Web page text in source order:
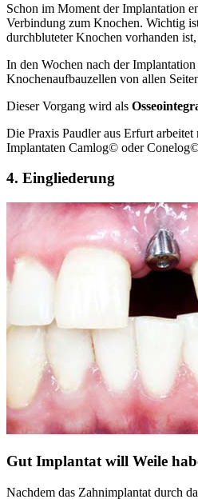
Schon im Moment der Implantation
Verbindung zum Knochen. Wichtig
durchbluteter Knochen vorhanden
In den Wochen nach der
Knochenaufbauzellen von allen
Dieser Vorgang wird als
Die Praxis Paudler aus Erfurt
Implantaten Camlog© oder
4. Eingliederung
Gut Implantat will Weile
Nachdem das Zahnimplantat durch